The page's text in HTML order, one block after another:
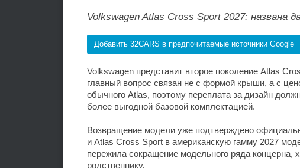
Volkswagen Atlas Cross Sport 2027: названа
Добавить 32CARS в предпочитаемые источники Google
Volkswagen представит второе поколение Atlas
главный вопрос связан не с формой крыши, а с
обычного Atlas, поэтому переплата за дизайн
более выгодной базовой комплектацией.
Возвращение модели уже подтверждено
и Atlas Cross Sport в американскую гамму 2027
пережила сокращение модельного ряда концерна,
родственнику.